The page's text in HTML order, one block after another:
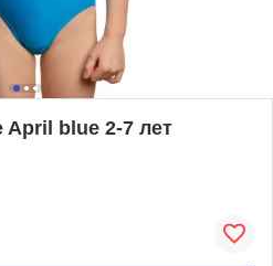
April blue 2-7 лет